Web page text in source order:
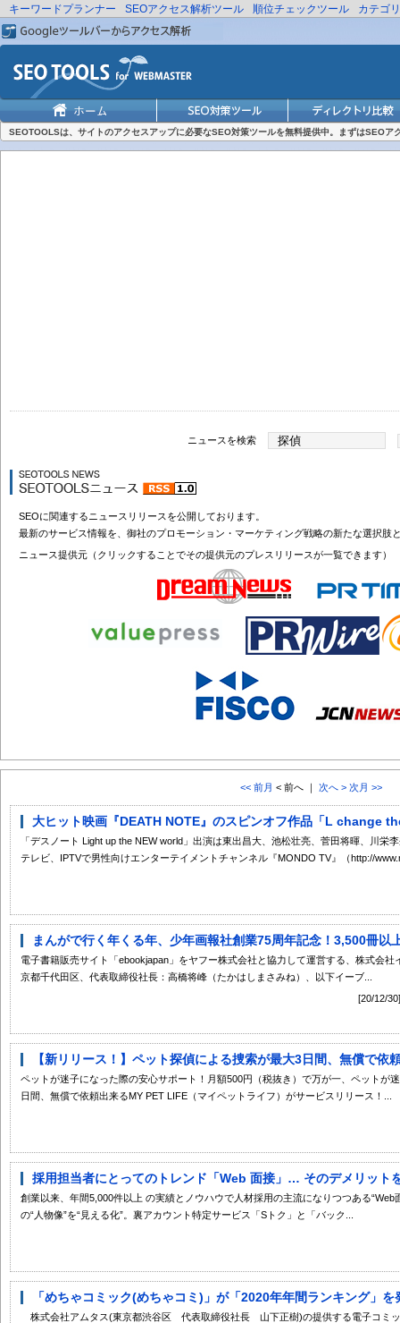
キーワードプランナー SEOアクセス解析ツール 順位チェックツール カテゴ
SEOTOOLSは、サイトのアクセスアップに必要なSEO対策ツールを無料提供中。まずはSEOア
ニュースを検索
SEOに関連するニュースリリースを公開しております。
最新のサービス情報を、御社のプロモーション・マーケティング戦略の新たな選択肢
ニュース提供元（クリックすることでその提供元のプレスリリースが一覧できます）
<< 前月 < 前へ ｜ 次へ > 次月 >>
大ヒット映画『DEATH NOTE』のスピンオフ作品「L change
「デスノート Light up the NEW world」出演は東出昌大、池松壮亮、菅田将暉、川栄
テレビ、IPTVで男性向けエンターテイメントチャンネル『MONDO TV』（http://
まんがで行く年くる年、少年画報社創業75周年記念！3,500冊以
電子書籍販売サイト「ebookjapan」をヤフー株式会社と協力して運営する、株式会
京都千代田区、代表取締役社長：高橋将峰（たかはしまさみね）、以下イーブ...
[20/12/
【新リリース！】ペット探偵による捜索が最大3日間、無償で依
ペットが迷子になった際の安心サポート！月額500円（税抜き）で万が一、ペットが
日間、無償で依頼出来るMY PET LIFE（マイペットライフ）がサービスリリース！...
採用担当者にとってのトレンド「Web 面接」… そのデメリット
創業以来、年間5,000件以上 の実績とノウハウで人材採用の主流になりつつある
の“人物像”を“見える化”。裏アカウント特定サービス「Sトク」と「バック...
「めちゃコミック(めちゃコミ)」が「2020年年間ランキング」
株式会社アムタス(東京都渋谷区 代表取締役社長 山下正樹)の提供する電子コミ